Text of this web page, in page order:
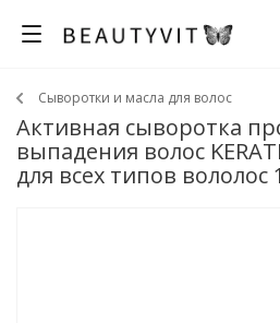
Сыворотки и масла для волос
Активная сыворотка
выпадения волос
для всех типов вололос